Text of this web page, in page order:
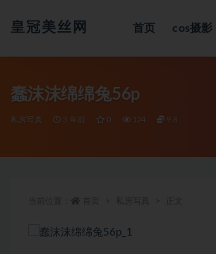
皇冠美丝网 首页 cos摄影
蠢沫沫绵绵兔56p
私房写真 3 年前 0 124 9.8